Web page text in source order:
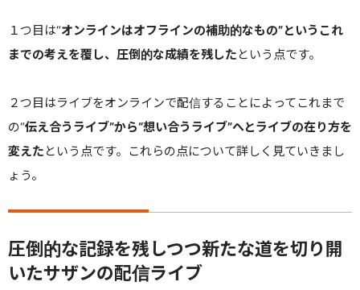
１つ目は“オンラインはオフラインの補助的なもの”というこれ
までの考えを覆し、圧倒的な成績を残した という点です。
２つ目はライブをオンラインで配信することによってこれまで
の“伝え合うライブ”から“想い合うライブ”へとライブの在り方を
変えた という点です。これらの点について詳しく見ていきまし
ょう。
圧倒 的な記録を残しつつ新たな道を切り開
いたサザンの配信ライブ